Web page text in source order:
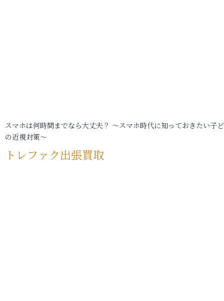
スマホは何時間までなら大丈夫？ ～スマホ時代に知っておきたい子
の近視対策～
トレファク出張買取